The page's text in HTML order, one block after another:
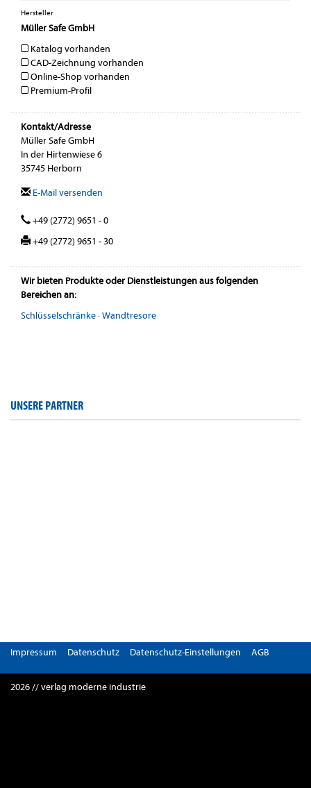
Hersteller
Müller Safe GmbH
Katalog vorhanden
CAD-Zeichnung vorhanden
Online-Shop vorhanden
Premium-Profil
Kontakt/Adresse
Müller Safe GmbH
In der Hirtenwiese 6
35745 Herborn
E-Mail versenden
+49 (2772) 9651 - 0
+49 (2772) 9651 - 30
Wir bieten Produkte oder Dienstleistungen aus folgenden
Bereichen an:
Schlüsselschränke·Wandtresore
UNSERE PARTNER
Impressum Datenschutz Datenschutz-Einstellungen AGB
2026 // verlag moderne industrie